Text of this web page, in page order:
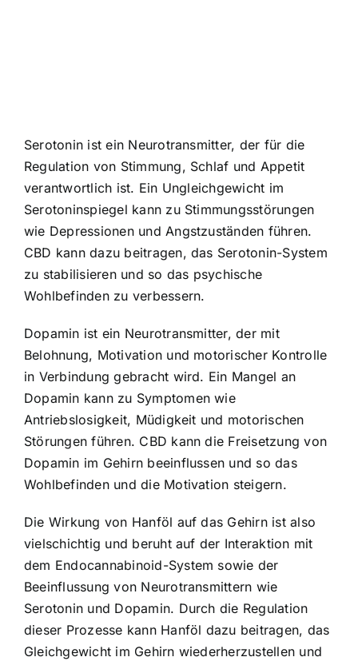
Serotonin ist ein Neurotransmitter, der für die
Regulation von Stimmung, Schlaf und Appetit
verantwortlich ist. Ein Ungleichgewicht im
Serotoninspiegel kann zu Stimmungsstörungen
wie Depressionen und Angstzuständen führen.
CBD kann dazu beitragen, das Serotonin-System
zu stabilisieren und so das psychische
Wohlbefinden zu verbessern.
Dopamin ist ein Neurotransmitter, der mit
Belohnung, Motivation und motorischer Kontrolle
in Verbindung gebracht wird. Ein Mangel an
Dopamin kann zu Symptomen wie
Antriebslosigkeit, Müdigkeit und motorischen
Störungen führen. CBD kann die Freisetzung von
Dopamin im Gehirn beeinflussen und so das
Wohlbefinden und die Motivation steigern.
Die Wirkung von Hanföl auf das Gehirn ist also
vielschichtig und beruht auf der Interaktion mit
dem Endocannabinoid-System sowie der
Beeinflussung von Neurotransmittern wie
Serotonin und Dopamin. Durch die Regulation
dieser Prozesse kann Hanföl dazu beitragen, das
Gleichgewicht im Gehirn wiederherzustellen und